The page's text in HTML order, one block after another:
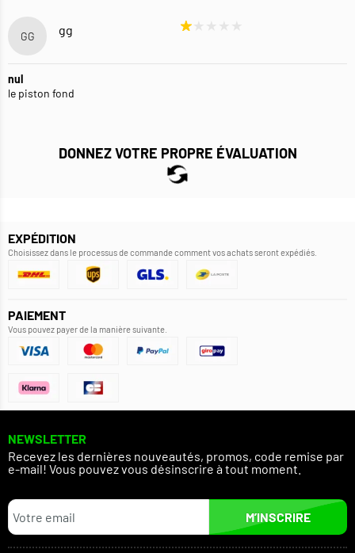
GG gg
nul
le piston fond
DONNEZ VOTRE PROPRE ÉVALUATION
EXPÉDITION
Choisissez dans le processus de commande comment vos achats seront expédiés.
PAIEMENT
Vous pouvez payer de la manière suivante.
NEWSLETTER
Recevez les dernières nouveautés, promos, code remise par
e-mail! Vous pouvez vous désinscrire à tout moment.
M’INSCRIRE